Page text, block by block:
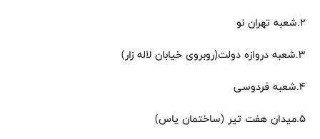
۲.شعبه تهران نو
۳.شعبه دروازه دولت(روبروی خیابان لاله زار)
۴.شعبه فردوسی
۵.میدان هفت تیر (ساختمان یاس)